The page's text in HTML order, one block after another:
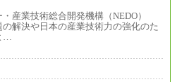
・月給29万円
等を考慮の上、当社規定により確
産業技術総合開発機構（NEDO）
解決や日本の産業技術力の強化のた
…